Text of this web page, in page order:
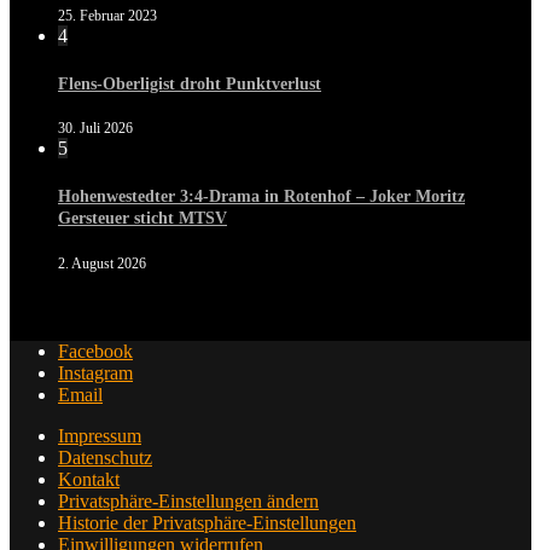
25. Februar 2023
4
Flens-Oberligist droht Punktverlust
30. Juli 2026
5
Hohenwestedter 3:4-Drama in Rotenhof – Joker Moritz
Gersteuer sticht MTSV
2. August 2026
Facebook
Instagram
Email
Impressum
Datenschutz
Kontakt
Privatsphäre-Einstellungen ändern
Historie der Privatsphäre-Einstellungen
Einwilligungen widerrufen